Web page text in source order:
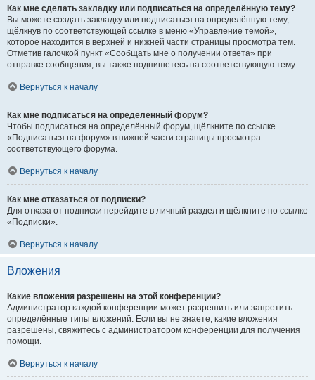
Как мне сделать закладку или подписаться на определённую тему?
Вы можете создать закладку или подписаться на определённую тему,
щёлкнув по соответствующей ссылке в меню «Управление темой»,
которое находится в верхней и нижней части страницы просмотра тем.
Отметив галочкой пункт «Сообщать мне о получении ответа» при
отправке сообщения, вы также подпишетесь на соответствующую тему.
Вернуться к началу
Как мне подписаться на определённый форум?
Чтобы подписаться на определённый форум, щёлкните по ссылке
«Подписаться на форум» в нижней части страницы просмотра
соответствующего форума.
Вернуться к началу
Как мне отказаться от подписки?
Для отказа от подписки перейдите в личный раздел и щёлкните по ссылке
«Подписки».
Вернуться к началу
Вложения
Какие вложения разрешены на этой конференции?
Администратор каждой конференции может разрешить или запретить
определённые типы вложений. Если вы не знаете, какие вложения
разрешены, свяжитесь с администратором конференции для получения
помощи.
Вернуться к началу